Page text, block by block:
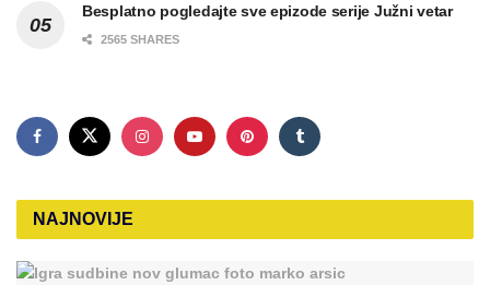
Besplatno pogledajte sve epizode serije Južni vetar
2565 SHARES
NAJNOVIJE